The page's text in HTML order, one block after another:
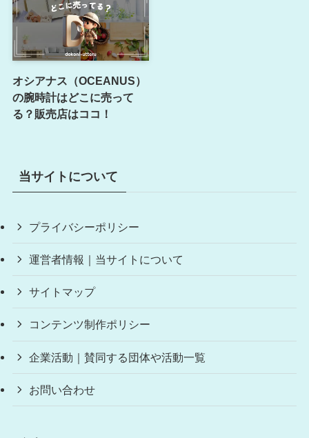
オシアナス（OCEANUS）
の腕時計はどこに売って
る？販売店はココ！
当サイトについて
プライバシーポリシー
運営者情報｜当サイトについて
サイトマップ
コンテンツ制作ポリシー
企業活動｜賛同する団体や活動一覧
お問い合わせ